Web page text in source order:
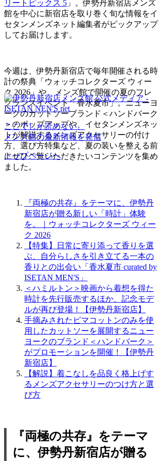
リートピックス 5 」。伊勢丹新宿店メンズ
館を中心に新宿店を取り巻く旬な情報をイ
セタンメンズネット編集者がピックアップ
してお届けします。
今週は、伊勢丹新宿店で毎年開催される時
計の祭典「ウォッチコレクターズ ウィー
ク 2026」や、メンズ館で開催の夏のフレ
グランスイベント「香水夏市」。ニューヨ
ークのカットソーブランド＜ハンドバーク
＞のポップアップや、イセタンメンズネッ
トが解説するメンズアクセサリーの付け
方、選び方特集など、夏の装いを整える前
にぜひご覧いただきたいコンテンツを集め
ました。
『両極の共存』をテーマに、伊勢丹
新宿店が贈る新しい「時計」体験
を。｜ウォッチコレクターズ ウィー
ク 2026
【特集】日常に寄り添って香りを選
ぶ、自分らしさを引き立てる一本の
香りとの出会い「香水夏市 curated by
ISETAN MEN'S」
＜ハミルトン＞映画から着想を得た
時計を先行販売するほか、記念モデ
ルが再び登場！【伊勢丹新宿店】
手摘みされたピマコットンのみを使
用したカットソーを展開するニュー
ヨークのブランド＜ハンドバーク＞
がプロモーションを開催！【伊勢丹
新宿店】
【解説】着こなしを品良く格上げす
るメンズアクセサリーのつけ方と選
び方
『両極の共存』をテーマ
に、伊勢丹新宿店が贈る
ここでしか読めない、
メンズ館の最新情報を発信
トップページへ